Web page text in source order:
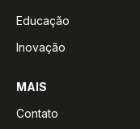
Educação
Inovação
MAIS
Contato